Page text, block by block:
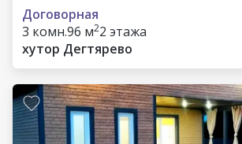
Договорная
3 комн.96 м22 этажа
хутор Дегтярево